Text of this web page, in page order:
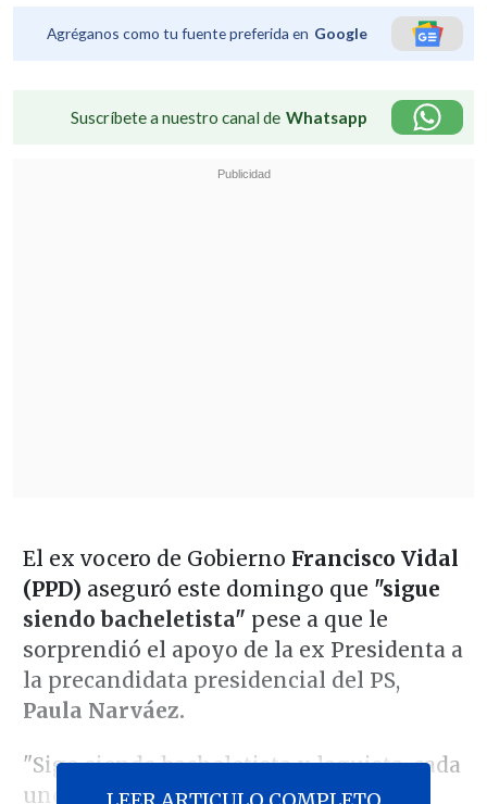
Agréganos como tu fuente preferida en Google
Suscríbete a nuestro canal de Whatsapp
El ex vocero de Gobierno Francisco Vidal
(PPD) aseguró este domingo que "sigue
siendo bacheletista" pese a que le
sorprendió el apoyo de la ex Presidenta a
la precandidata presidencial del PS,
Paula Narváez.
"Sigo siendo bacheletista y laguista, cada
uno en su momento. Sigo siendo